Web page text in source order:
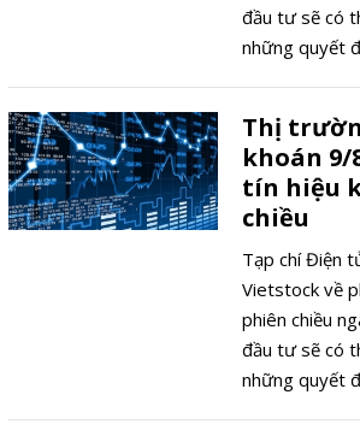
đầu tư sẽ có
những quyết
Thị
khoán 9/
tín hiệu
chiều
Tạp chí Điện
Vietstock về
phiên chiều
đầu tư sẽ có
những quyết